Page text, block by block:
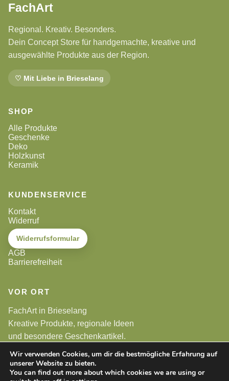
FachArt
Regional. Kreativ. Besonders.
Dein Concept Store für handgemachte, kreative und
ausgewählte Produkte aus der Region.
♡ Mit Liebe in Brieselang
SHOP
Alle Produkte
Geschenke
Deko
Holzkunst
Keramik
KUNDENSERVICE
Kontakt
Widerruf
Widerrufsformular
AGB
Barrierefreiheit
VOR ORT
FachArt in Brieselang
Kreative Produkte, regionale Ideen
und besondere Geschenkartikel.
Alle Preise sind Endpreise. Gemäß §19 UStG wird keine
Umsatzsteuer berechnet.
Wir verwenden Cookies, um dir die bestmögliche Erfahrung auf
unserer Website zu bieten.
You can find out more about which cookies we are using or